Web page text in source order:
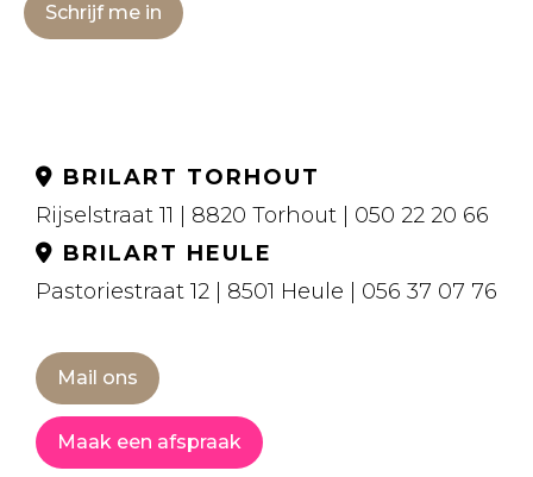
Schrijf me in
BRILART TORHOUT
Rijselstraat 11 | 8820 Torhout | 050 22 20 66
BRILART HEULE
Pastoriestraat 12 | 8501 Heule | 056 37 07 76
Mail ons
Maak een afspraak